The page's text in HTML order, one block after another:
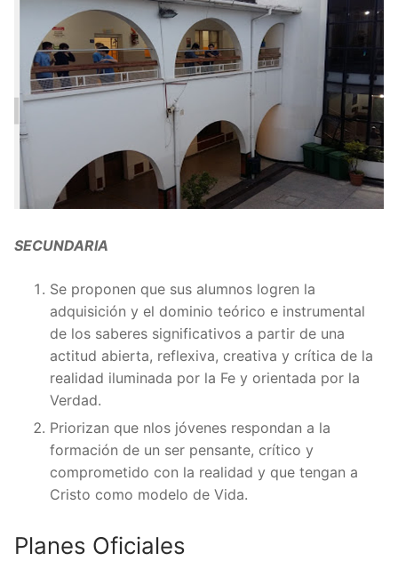
SECUNDARIA
Se proponen que sus alumnos logren la
adquisición y el dominio teórico e instrumental
de los saberes significativos a partir de una
actitud abierta, reflexiva, creativa y crítica de la
realidad iluminada por la Fe y orientada por la
Verdad.
Priorizan que nlos jóvenes respondan a la
formación de un ser pensante, crítico y
comprometido con la realidad y que tengan a
Cristo como modelo de Vida.
Planes Oficiales